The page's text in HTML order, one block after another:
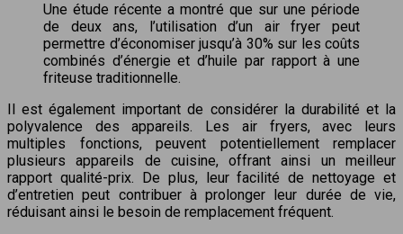
Une étude récente a montré que sur une période
de deux ans, l’utilisation d’un air fryer peut
permettre d’économiser jusqu’à 30% sur les coûts
combinés d’énergie et d’huile par rapport à une
friteuse traditionnelle.
Il est également important de considérer la durabilité et la
polyvalence des appareils. Les air fryers, avec leurs
multiples fonctions, peuvent potentiellement remplacer
plusieurs appareils de cuisine, offrant ainsi un meilleur
rapport qualité-prix. De plus, leur facilité de nettoyage et
d’entretien peut contribuer à prolonger leur durée de vie,
réduisant ainsi le besoin de remplacement fréquent.